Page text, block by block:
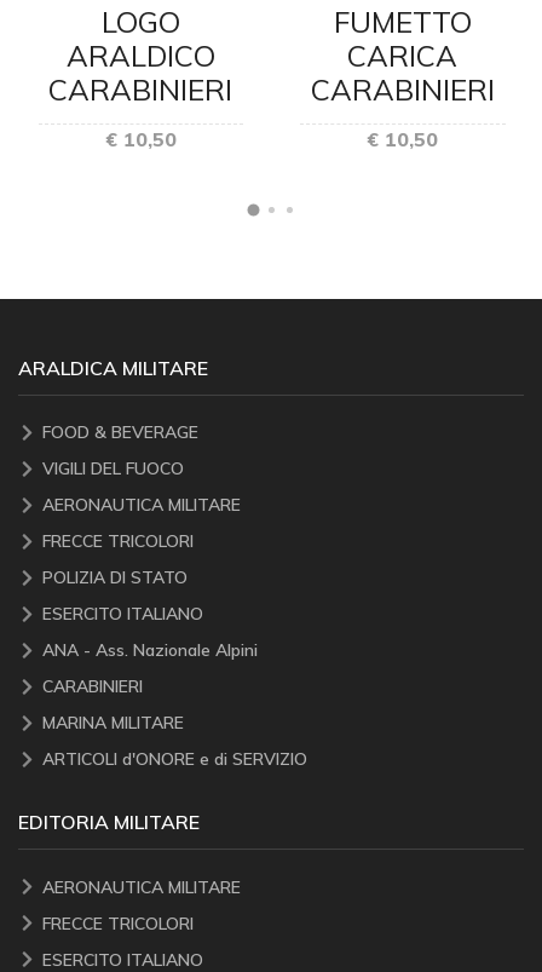
LOGO
ARALDICO
CARABINIERI
€ 10,50
FUMETTO
CARICA
CARABINIERI
€ 10,50
ARALDICA MILITARE
FOOD & BEVERAGE
VIGILI DEL FUOCO
AERONAUTICA MILITARE
FRECCE TRICOLORI
POLIZIA DI STATO
ESERCITO ITALIANO
ANA - Ass. Nazionale Alpini
CARABINIERI
MARINA MILITARE
ARTICOLI d'ONORE e di SERVIZIO
EDITORIA MILITARE
AERONAUTICA MILITARE
FRECCE TRICOLORI
ESERCITO ITALIANO